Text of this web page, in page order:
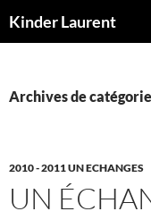
auKinder Laurent
Archives de catégorie
2010 - 2011 UN ECHANGES
UN